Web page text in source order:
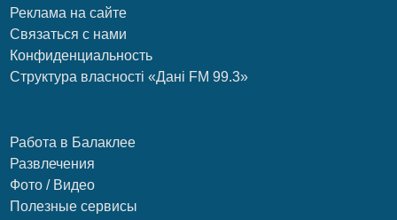
Реклама на сайте
Связаться с нами
Конфиденциальность
Структура власності «Дані FM 99.3»
Работа в Балаклее
Развлечения
Фото / Видео
Полезные сервисы